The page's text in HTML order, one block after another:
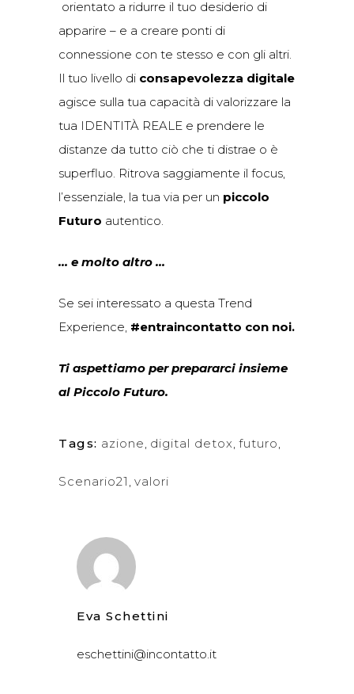
orientato a ridurre il tuo desiderio di
apparire – e a creare ponti di
connessione con te stesso e con gli altri.
Il tuo livello di consapevolezza digitale
agisce sulla tua capacità di valorizzare la
tua IDENTITÀ REALE e prendere le
distanze da tutto ciò che ti distrae o è
superfluo. Ritrova saggiamente il focus,
l’essenziale, la tua via per un piccolo
Futuro autentico.
… e molto altro …
Se sei interessato a questa Trend
Experience, #entraincontatto con noi.
Ti aspettiamo per prepararci insieme
al Piccolo Futuro.
Tags: azione, digital detox, futuro,
Scenario21 , valori
Eva Schettini
eschettini@incontatto.it